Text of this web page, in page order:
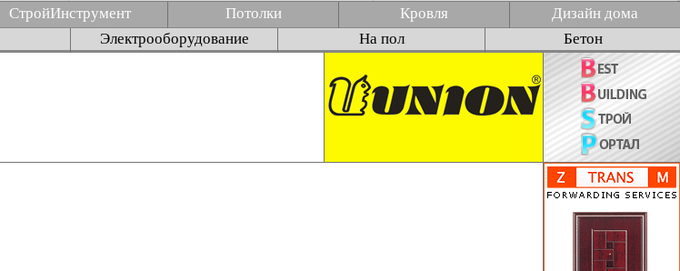
СтройИнструмент Потолки Кровля
Дизайн дома
Электрооборудование На пол Бетон